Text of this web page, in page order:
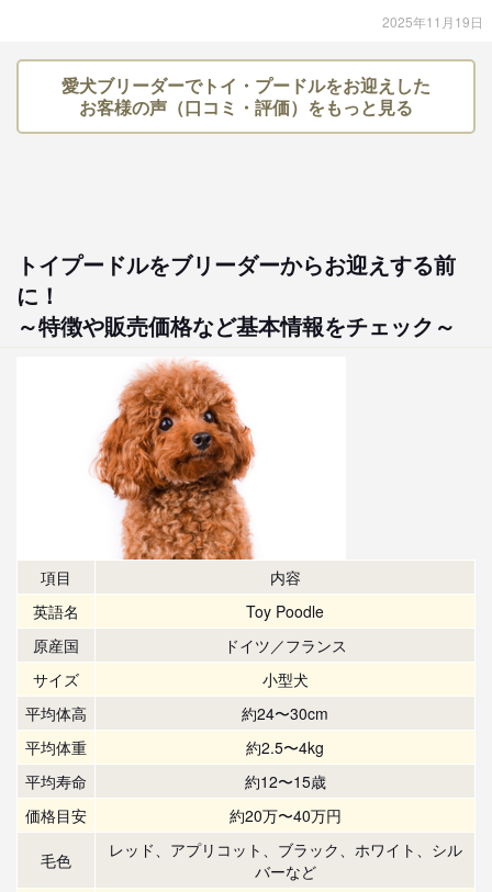
2025年11月19日
愛犬ブリーダーでトイ・プードルをお迎えした
お客様の声（口コミ・評価）をもっと見る
トイプードルをブリーダーからお迎えする前
に！
～特徴や販売価格など基本情報をチェック～
項目
内容
英語名
Toy Poodle
原産国
ドイツ／フランス
サイズ
小型犬
平均体高
約24〜30cm
平均体重
約2.5〜4kg
平均寿命
約12〜15歳
価格目安
約20万〜40万円
毛色
レッド、アプリコット、ブラック、ホワイト、シル
バーなど